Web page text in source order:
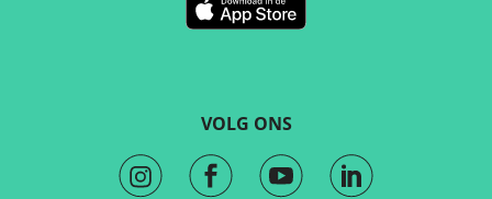
VOLG ONS